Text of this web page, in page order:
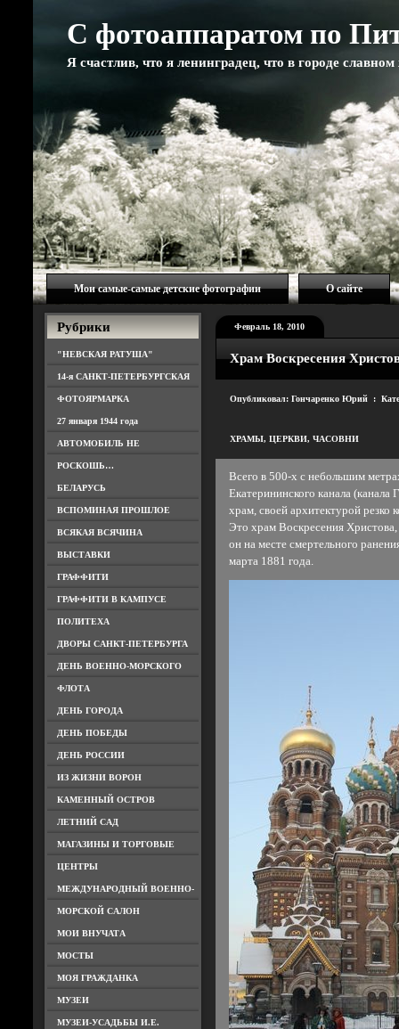
С фотоаппаратом по
Я счастлив, что я ленинградец, что в городе
Мои самые-самые детские фотографии О сайте
Рубрики
"НЕВСКАЯ РАТУША"
14-я САНКТ-ПЕТЕРБУРГСКАЯ
ФОТОЯРМАРКА
27 января 1944 года
АВТОМОБИЛЬ НЕ
РОСКОШЬ…
БЕЛАРУСЬ
ВСПОМИНАЯ ПРОШЛОЕ
ВСЯКАЯ ВСЯЧИНА
ВЫСТАВКИ
ГРАФФИТИ
ГРАФФИТИ В КАМПУСЕ
ПОЛИТЕХА
ДВОРЫ САНКТ-ПЕТЕРБУРГА
ДЕНЬ ВОЕННО-МОРСКОГО
ФЛОТА
ДЕНЬ ГОРОДА
ДЕНЬ ПОБЕДЫ
ДЕНЬ РОССИИ
ИЗ ЖИЗНИ ВОРОН
КАМЕННЫЙ ОСТРОВ
ЛЕТНИЙ САД
МАГАЗИНЫ И ТОРГОВЫЕ
ЦЕНТРЫ
МЕЖДУНАРОДНЫЙ ВОЕННО-
МОРСКОЙ САЛОН
МОИ ВНУЧАТА
МОСТЫ
МОЯ ГРАЖДАНКА
МУЗЕИ
МУЗЕИ-УСАДЬБЫ И.Е.
Февраль 18, 2010
Храм Воскресения
Опубликовал: Гончаренко Юрий :
ХРАМЫ, ЦЕРКВИ, ЧАСОВНИ
Всего в 500-х с небольшим
Екатерининского канала (канала
храм, своей архитектурой
Это храм Воскресения
он на месте смертельного
марта 1881 года.